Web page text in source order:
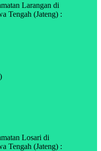
Larangan di
Tengah (Jateng) :
Losari di
Tengah (Jateng) :